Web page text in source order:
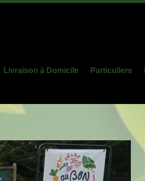
Livraison à Domicile Particuliers